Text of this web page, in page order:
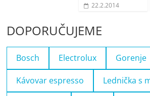
22.2.2014
DOPORUČUJEME
Bosch Electrolux Gorenje
Kávovar espresso Lednička s